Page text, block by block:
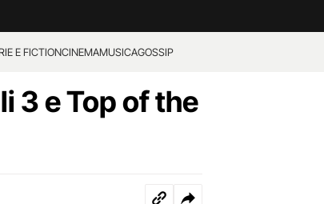
E FICTIONCINEMAMUSICAGOSSIP
3 e Top of the